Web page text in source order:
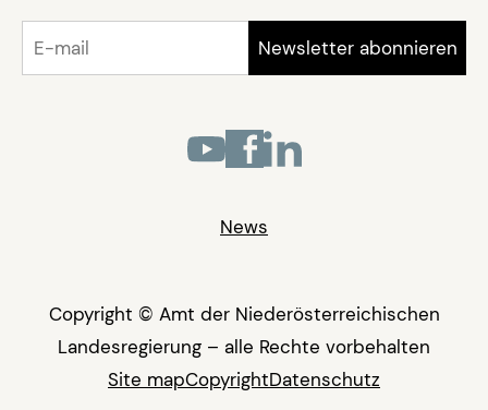
News
Copyright © Amt der Niederösterreichischen
Landesregierung – alle Rechte vorbehalten
Site mapCopyrightDatenschutz